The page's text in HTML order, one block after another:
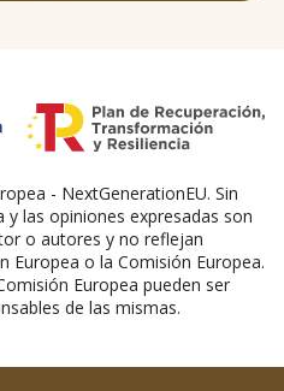
- NextGenerationEU. Sin
las opiniones expresadas son
o autores y no reflejan
Europea o la Comisión Europea.
Europea pueden ser
de las mismas.